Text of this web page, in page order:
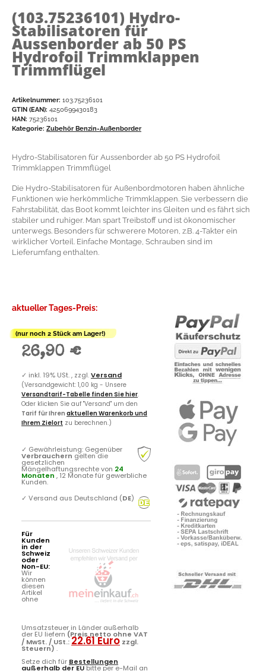
(103.75236101) Hydro-
Stabilisatoren für
Aussenborder ab 50 PS
Hydrofoil Trimmklappen
Trimmflügel
Artikelnummer: 103.75236101
GTIN (EAN): 4250699430183
HAN: 75236101
Kategorie: Zubehör Benzin-Außenborder
Hydro-Stabilisatoren für Aussenborder ab 50 PS Hydrofoil
Trimmklappen Trimmflügel
Die Hydro-Stabilisatoren für Außenbordmotoren haben ähnliche
Funktionen wie herkömmliche Trimmklappen. Sie verbessern die
Fahrstabilität, das Boot kommt leichter ins Gleiten und es fährt sich
stabiler und ruhiger. Man spart Treibstoff und ist ökonomischer
unterwegs. Besonders für schwerere Motoren, z.B. 4-Takter ein
wirklicher Vorteil. Einfache Montage, Schrauben sind im
Lieferumfang enthalten.
aktueller Tages-Preis:
(nur noch 2 Stück am Lager!)
26,90 €
✓ inkl. 19% USt. , zzgl.Versand
(Versandgewicht: 1,00 kg - Unsere
Versandtarif-Tabelle finden Sie hier.
Oder klicken Sie auf "Versand" um den
Tarif für Ihren aktuellen Warenkorb und
Ihrem Zielort zu berechnen.)
✓ Gewährleistung: Gegenüber
Verbrauchern gelten die
gesetzlichen
Mängelhaftungsrechte von 24
Monaten , 12 Monate für gewerbliche
Kunden.
✓ Versand aus Deutschland (DE)
Für
Kunden
in der
Schweiz
oder
Non-EU:
Wir
können
diesen
Artikel
ohne
Umsatzsteuer in Länder außerhalb
der EU liefern (Preis netto ohne VAT
/ MwSt. / USt.:22.61 Euro zzgl.
Steuern) .
Setze dich für Bestellungen
außerhalb der EUbitte per e-Mail an